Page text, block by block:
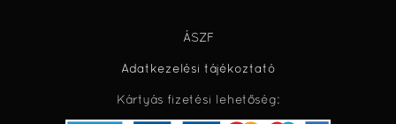
ÁSZF
Adatkezelési tájékoztató
Kártyás fizetési lehetőség: